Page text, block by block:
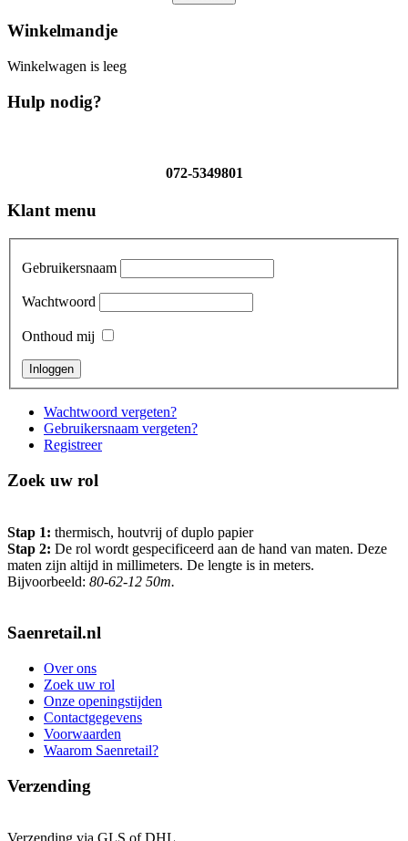
Winkelmandje
Winkelwagen is leeg
Hulp nodig?
072-5349801
Klant menu
Gebruikersnaam
Wachtwoord
Onthoud mij
Wachtwoord vergeten?
Gebruikersnaam vergeten?
Registreer
Zoek uw rol
Stap 1: thermisch, houtvrij of duplo papier
Stap 2: De rol wordt gespecificeerd aan de hand van maten. Deze
maten zijn altijd in millimeters. De lengte is in meters.
Bijvoorbeeld: 80-62-12 50m.
Saenretail.nl
Over ons
Zoek uw rol
Onze openingstijden
Contactgegevens
Voorwaarden
Waarom Saenretail?
Verzending
Verzending via GLS of DHL